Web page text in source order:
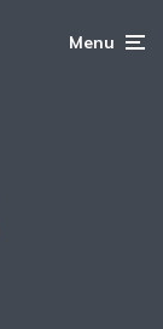
Menu